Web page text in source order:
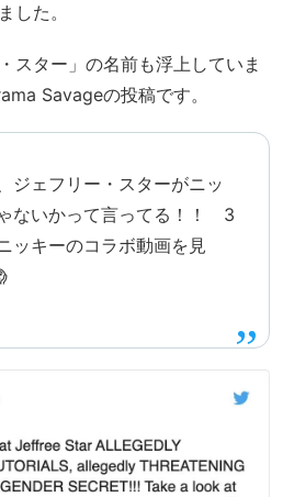
した。
スター」の名前も浮上していま
Savageの投稿です。
ジェフリー・スターがニッ
ないかって言ってる！！ 3
ッキーのコラボ動画を見